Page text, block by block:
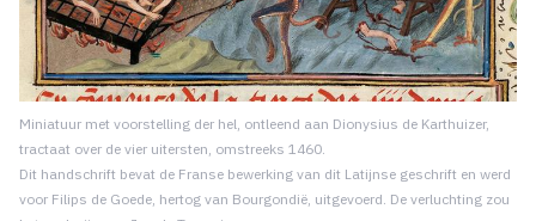
Miniatuur met voorstelling der hel, ont­leend aan Dionysius de Karthuizer,
trac­taat over de vier uitersten, omstreeks 1460.
Dit handschrift bevat de Franse be­werking van dit Latijnse geschrift en werd
voor Filips de Goede, hertog van Bourgon­dië, uitgevoerd. De verluchting zou